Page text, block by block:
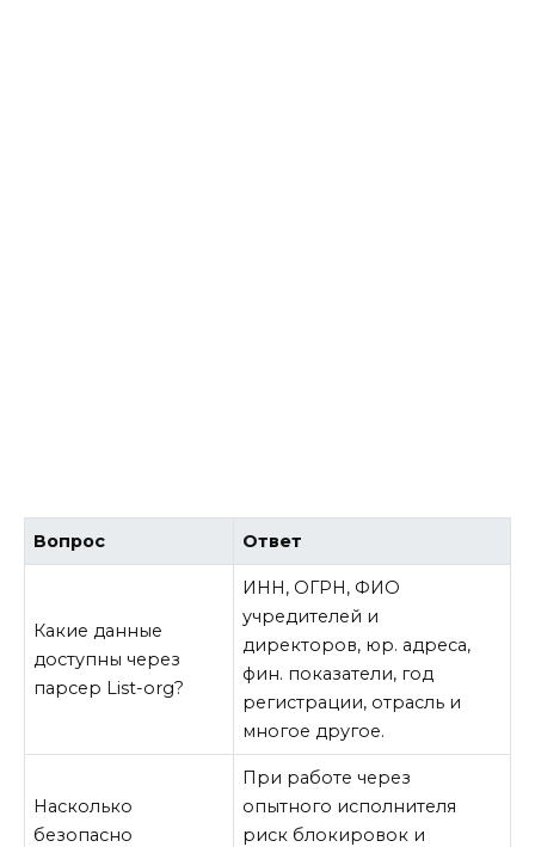
Вопрос Ответ
Какие данные
доступны через
парсер List-org?
ИНН, ОГРН, ФИО
учредителей и
директоров, юр. адреса,
фин. показатели, год
регистрации, отрасль и
многое другое.
Насколько
безопасно
При работе через
опытного исполнителя
риск блокировок и